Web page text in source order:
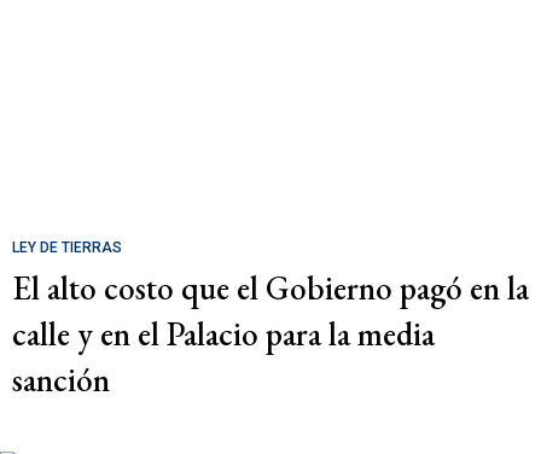
LEY DE TIERRAS
El alto costo que el Gobierno pagó en la
calle y en el Palacio para la media
sanción